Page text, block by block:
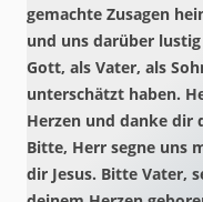
gemachte Zusagen
und uns darüber
Gott, als Vater, als
unterschätzt haben.
Herzen und danke dir
Bitte, Herr segne uns
dir Jesus. Bitte Vater,